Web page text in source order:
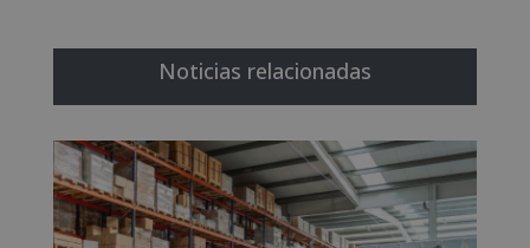
Noticias relacionadas